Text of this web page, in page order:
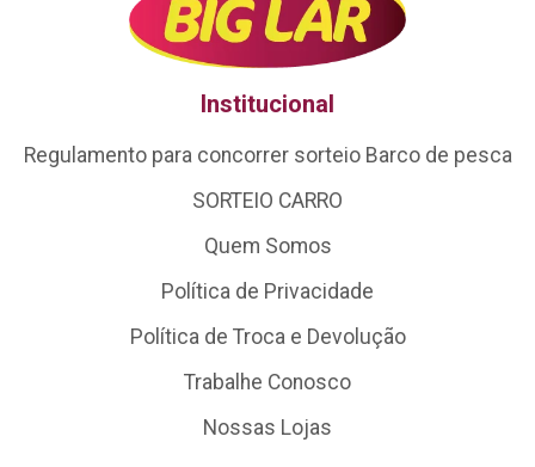
Institucional
Regulamento para concorrer sorteio Barco de pesca
SORTEIO CARRO
Quem Somos
Política de Privacidade
Política de Troca e Devolução
Trabalhe Conosco
Nossas Lojas